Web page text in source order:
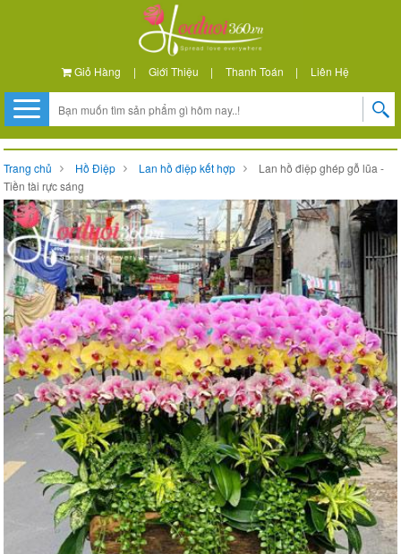
Giỏ Hàng | Giới Thiệu | Thanh Toán | Liên Hệ
Trang chủ Hồ Điệp Lan hồ điệp kết hợp
Lan hồ điệp ghép gỗ lũa -
Tiền tài rực sáng